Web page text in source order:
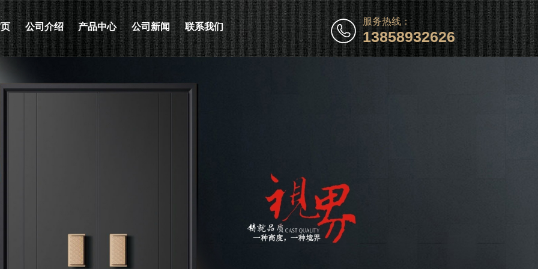
公司介绍 产品中心 公司新闻 联系我们
服务热线：
13858932626